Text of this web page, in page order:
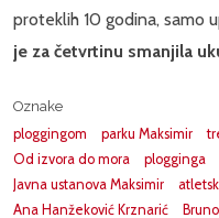
proteklih 10 godina, samo
je za četvrtinu smanjila
Oznake
ploggingom
parku Maksimir
Od izvora do mora
plogginga
Javna ustanova Maksimir
Ana Hanžeković Krznarić